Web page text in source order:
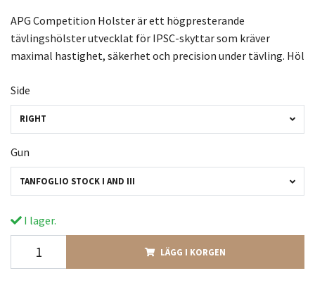
APG Competition Holster är ett högpresterande
tävlingshölster utvecklat för IPSC-skyttar som kräver
maximal hastighet, säkerhet och precision under tävling. Höl
Side
RIGHT
Gun
TANFOGLIO STOCK I AND III
I lager.
LÄGG I KORGEN